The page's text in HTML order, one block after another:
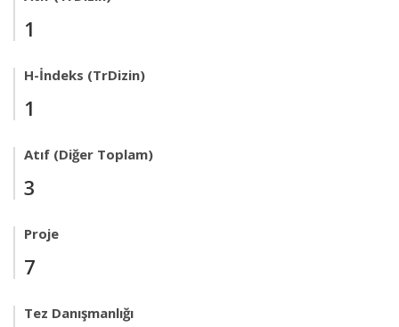
1
H-İndeks (TrDizin)
1
Atıf (Diğer Toplam)
3
Proje
7
Tez Danışmanlığı